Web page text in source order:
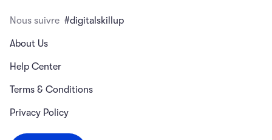
Nous suivre #digitalskillup
About Us
Help Center
Terms & Conditions
Privacy Policy